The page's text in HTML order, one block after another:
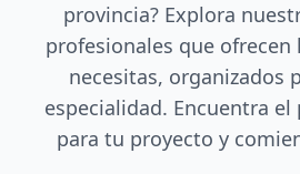
provincia? Explora
profesionales que ofrecen
necesitas, organizados
especialidad. Encuentra
para tu proyecto y